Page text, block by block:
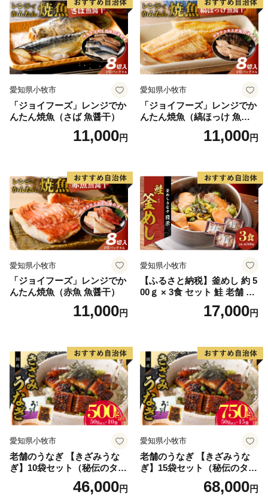
愛知県小牧市
「ジョイフーズ」レンジでか
んたん焼魚（さば 魚醤干）
11,000円
愛知県小牧市
「ジョイフーズ」レンジでか
んたん焼魚（縞ほっけ 魚醤
11,000円
愛知県小牧市
「ジョイフーズ」レンジでか
んたん焼魚（赤魚 魚醤干）
11,000円
愛知県小牧市
【ふるさと納税】釜めし 約 5
00ｇ × 3食 セット 鮭 老舗 急
速冷凍 レンチン 時短 簡単調
理 食品 加工品 海鮮 手作り
り寄せグルメ 愛知県 小牧市
送料無料
17,000円
愛知県小牧市
老舗のうなぎ 【きざみうな
ぎ】10袋セット（秘伝のタレ
46,000円
愛知県小牧市
老舗のうなぎ 【きざみうな
ぎ】15袋セット（秘伝のタレ
68,000円